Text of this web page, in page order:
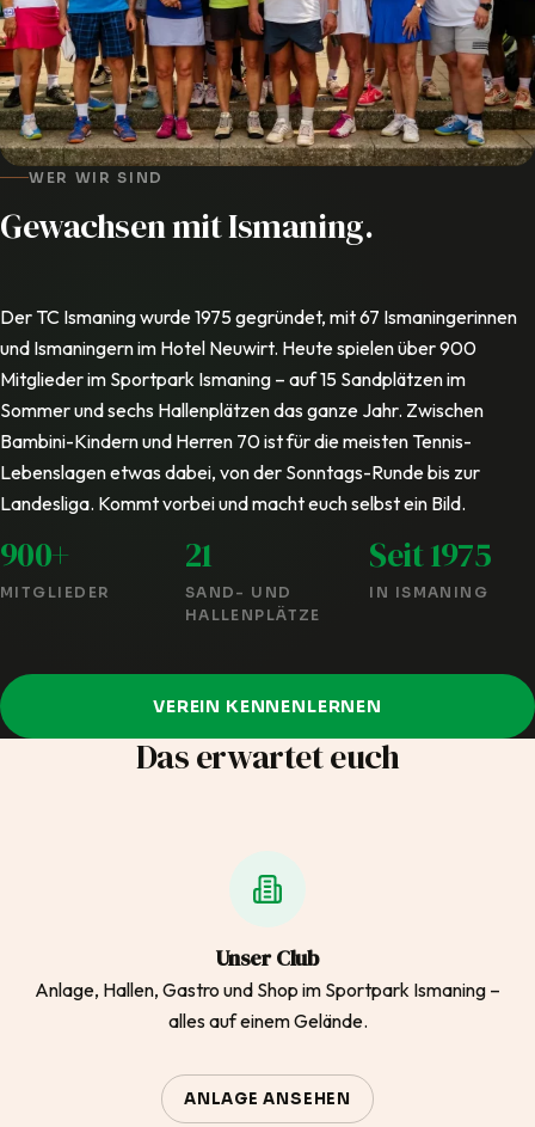
WER WIR SIND
Gewachsen mit Ismaning.
Der TC Ismaning wurde 1975 gegründet, mit 67 Ismaningerinnen
und Ismaningern im Hotel Neuwirt. Heute spielen über 900
Mitglieder im Sportpark Ismaning – auf 15 Sandplätzen im
Sommer und sechs Hallenplätzen das ganze Jahr. Zwischen
Bambini-Kindern und Herren 70 ist für die meisten Tennis-
Lebenslagen etwas dabei, von der Sonntags-Runde bis zur
Landesliga. Kommt vorbei und macht euch selbst ein Bild.
900+
MITGLIEDER
21
SAND- UND
HALLENPLÄTZE
Seit 1975
IN ISMANING
VEREIN KENNENLERNEN
Das erwartet euch
Unser Club
Anlage, Hallen, Gastro und Shop im Sportpark Ismaning –
alles auf einem Gelände.
ANLAGE ANSEHEN